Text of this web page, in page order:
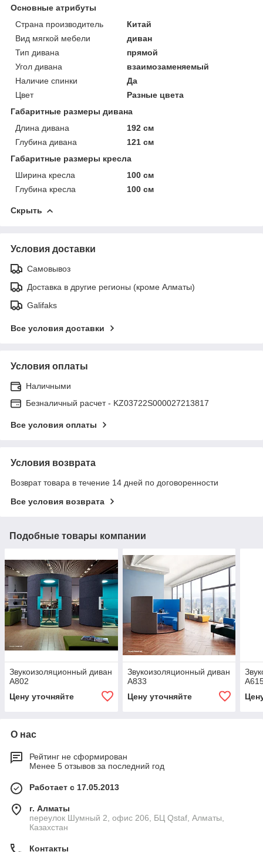
Основные атрибуты
Страна производитель
Китай
Вид мягкой мебели
диван
Тип дивана
прямой
Угол дивана
взаимозаменяемый
Наличие спинки
Да
Цвет
Разные цвета
Габаритные размеры дивана
Длина дивана
192 см
Глубина дивана
121 см
Габаритные размеры кресла
Ширина кресла
100 см
Глубина кресла
100 см
Скрыть
Условия доставки
Самовывоз
Доставка в другие регионы (кроме Алматы)
Galifaks
Все условия доставки
Условия оплаты
Наличными
Безналичный расчет - KZ03722S000027213817
Все условия оплаты
Условия возврата
Возврат товара в течение 14 дней по договоренности
Все условия возврата
Подобные товары компании
Звукоизоляционный диван
A802
Цену уточняйте
Звукоизоляционный диван
A833
Цену уточняйте
О нас
Рейтинг не сформирован
Менее 5 отзывов за последний год
Работает с 17.05.2013
г. Алматы
переулок Шумный 2, офис 206, БЦ Qstaf, Алматы,
Казахстан
Контакты